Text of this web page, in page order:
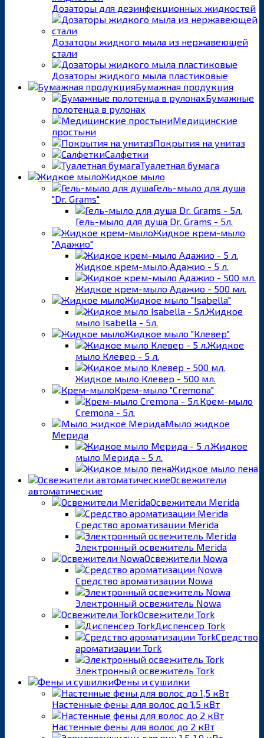
Дозаторы для дезинфекционных жидкостей
Дозаторы жидкого мыла из нержавеющей
стали
Дозаторы жидкого мыла пластиковые
Бумажная продукция
Бумажные
полотенца в рулонах
Медицинские
простыни
Покрытия на унитаз
Салфетки
Туалетная бумага
Жидкое мыло
Гель-мыло для душа
"Dr. Grams"
Гель-мыло для душа Dr. Grams - 5л.
Жидкое крем-мыло
"Адажио"
Жидкое крем-мыло Адажио - 5 л.
Жидкое крем-мыло Адажио - 500 мл.
Жидкое мыло "Isabella"
Жидкое
мыло Isabella - 5л.
Жидкое мыло "Клевер"
Жидкое
мыло Клевер - 5 л.
Жидкое мыло Клевер - 500 мл.
Крем-мыло "Cremona"
Крем-мыло
Cremona - 5л.
Мыло жидкое
Мерида
Жидкое
мыло Мерида - 5 л.
Жидкое мыло пена
Освежители
автоматические
Освежители Merida
Средство ароматизации Merida
Электронный освежитель Merida
Освежители Nowa
Средство ароматизации Nowa
Электронный освежитель Nowa
Освежители Tork
Диспенсер Tork
Средство
ароматизации Tork
Электронный освежитель Tork
Фены и сушилки
Настенные фены для волос до 1,5 кВт
Настенные фены для волос до 2 кВт